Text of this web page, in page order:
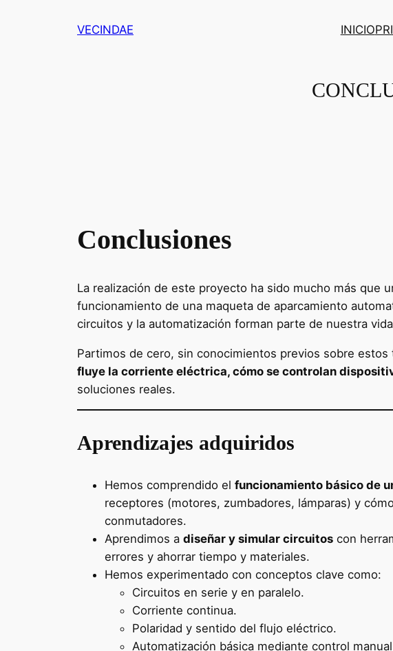
VECINDAE INICIO
Conclusiones
La realización de este proyecto ha sido mucho más que
funcionamiento de una maqueta de aparcamiento
circuitos y la automatización forman parte de nuestra
Partimos de cero, sin conocimientos previos sobre
fluye la corriente eléctrica, cómo se controlan
soluciones reales.
Aprendizajes adquiridos
Hemos comprendido el funcionamiento básico de
receptores (motores, zumbadores, lámparas) y
conmutadores.
Aprendimos a diseñar y simular circuitos con
errores y ahorrar tiempo y materiales.
Hemos experimentado con conceptos clave como:
Circuitos en serie y en paralelo.
Corriente continua.
Polaridad y sentido del flujo eléctrico.
Automatización básica mediante control